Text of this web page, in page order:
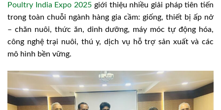
Poultry India Expo 2025 giới thiệu nhiều giải pháp tiên tiến
trong toàn chuỗi ngành hàng gia cầm: giống, thiết bị ấp nở
– chăn nuôi, thức ăn, dinh dưỡng, máy móc tự động hóa,
công nghệ trại nuôi, thú y, dịch vụ hỗ trợ sản xuất và các
mô hình bền vững.